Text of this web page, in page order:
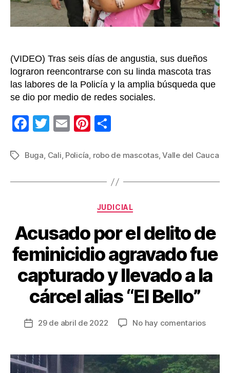
de
su
Valle
(VIDEO) Tras seis días de angustia, sus dueños
lograron reencontrarse con su linda mascota tras
las labores de la Policía y la amplia búsqueda que
se dio por medio de redes sociales.
F
c
k
T
tt
E
ail
Pi
er m
ar
tir
Etiquetas
Buga, Cali, Policía, robo de mascotas,Valle del Cauca
Categorías
JUDICIAL
Acusado por el delito de
feminicidio agravado fue
capturado y llevado a la
cárcel alias “El Bello”
Fecha
entrada
29 de abril de 2022 No hay comentariosen
el
delito